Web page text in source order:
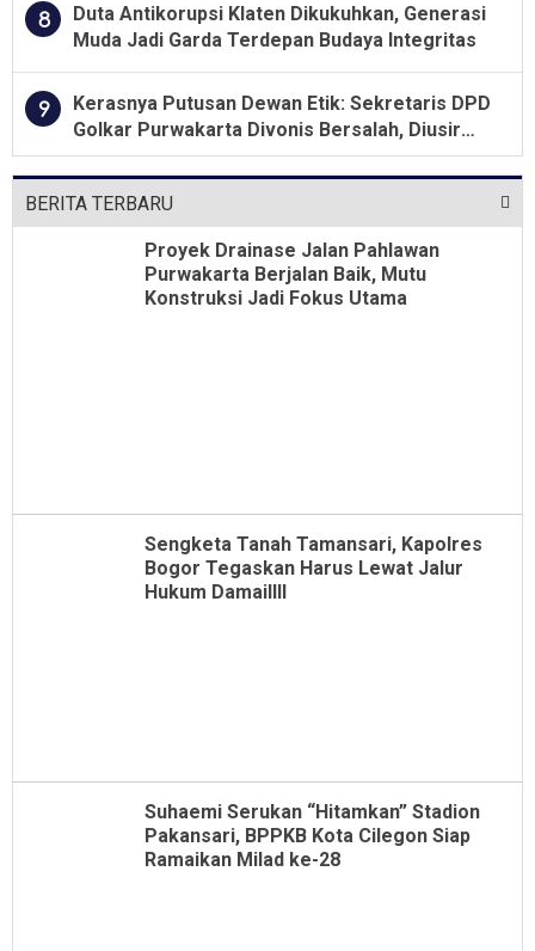
8
Duta Antikorupsi Klaten Dikukuhkan, Generasi
Muda Jadi Garda Terdepan Budaya Integritas
9
Kerasnya Putusan Dewan Etik: Sekretaris DPD
Golkar Purwakarta Divonis Bersalah, Diusir
Dari Jabatan Selama Empat Tahun
BERITA TERBARU
Proyek Drainase Jalan Pahlawan
Purwakarta Berjalan Baik, Mutu
Konstruksi Jadi Fokus Utama
Sengketa Tanah Tamansari, Kapolres
Bogor Tegaskan Harus Lewat Jalur
Hukum Damaillll
Suhaemi Serukan “Hitamkan” Stadion
Pakansari, BPPKB Kota Cilegon Siap
Ramaikan Milad ke-28